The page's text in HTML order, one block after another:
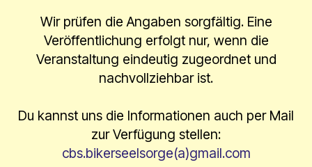
Wir prüfen die Angaben sorgfältig. Eine
Veröffentlichung erfolgt nur, wenn die
Veranstaltung eindeutig zugeordnet und
nachvollziehbar ist.
Du kannst uns die Informationen auch per Mail
zur Verfügung stellen:
cbs.bikerseelsorge(a)gmail.com